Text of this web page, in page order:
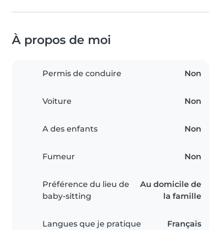
À propos de moi
Permis de conduire Non
Voiture Non
A des enfants Non
Fumeur Non
Préférence du lieu de
baby-sitting
Au domicile de
la famille
Langues que je pratique Français